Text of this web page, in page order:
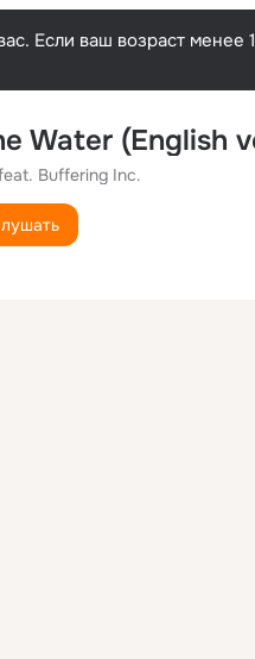
Если ваш возраст менее
Water (English
Buffering Inc.